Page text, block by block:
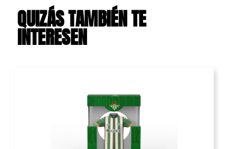
QUIZÁS TAMBIÉN TE
INTERESEN